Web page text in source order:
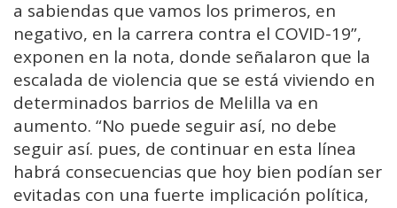
a sabiendas que vamos los primeros, en
negativo, en la carrera contra el COVID-19”,
exponen en la nota, donde señalaron que la
escalada de violencia que se está viviendo en
determinados barrios de Melilla va en
aumento. “No puede seguir así, no debe
seguir así. pues, de continuar en esta línea
habrá consecuencias que hoy bien podían ser
evitadas con una fuerte implicación política,